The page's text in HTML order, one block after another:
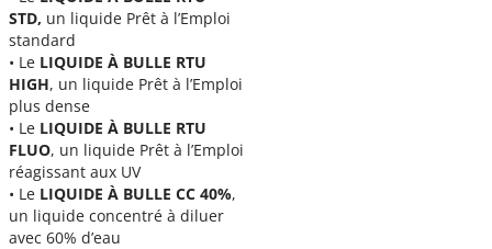
STD, un liquide Prêt à l’Emploi
standard
• Le LIQUIDE À BULLE RTU
HIGH, un liquide Prêt à l’Emploi
plus dense
• Le LIQUIDE À BULLE RTU
FLUO, un liquide Prêt à l’Emploi
réagissant aux UV
• Le LIQUIDE À BULLE CC 40%,
un liquide concentré à diluer
avec 60% d’eau